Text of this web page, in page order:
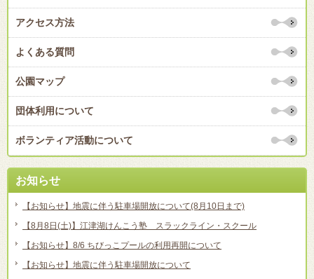
アクセス方法
よくある質問
公園マップ
団体利用について
ボランティア活動について
お知らせ
【お知らせ】地震に伴う駐車場開放について(8月10日まで)
【8月8日(土)】江津湖けんこう塾 スラックライン・スクール
【お知らせ】8/6 ちびっこプールの利用再開について
【お知らせ】地震に伴う駐車場開放について